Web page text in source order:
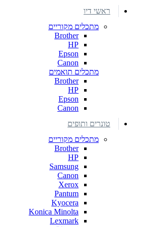
ראשי דיו
מתכלים מקוריים
Brother
HP
Epson
Canon
מתכלים תואמים
Brother
HP
Epson
Canon
טונרים ותופים
מתכלים מקוריים
Brother
HP
Samsung
Canon
Xerox
Pantum
Kyocera
Konica Minolta
Lexmark